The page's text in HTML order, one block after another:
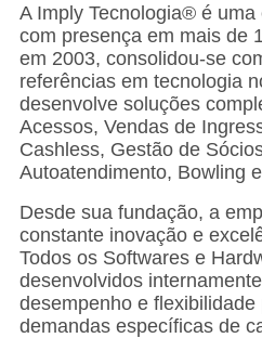
A Imply Tecnologia® é
com presença em mais de
em 2003, consolidou-se
referências em tecnologia
desenvolve soluções
Acessos, Vendas de
Cashless, Gestão de
Autoatendimento, Bowling
Desde sua fundação, a
constante inovação e
Todos os Softwares e
desenvolvidos
desempenho e flexibilidade
demandas específicas de